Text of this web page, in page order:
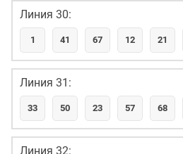
Линия 30:
1 41 67 12 21
Линия 31:
33 50 23 57 68
Линия 32: